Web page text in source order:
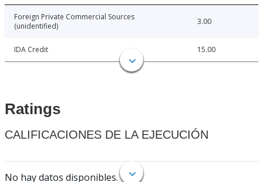
Foreign Private Commercial Sources
(unidentified)
3.00
IDA Credit 15.00
Ratings
CALIFICACIONES DE LA EJECUCIÓN
No hay datos disponibles.